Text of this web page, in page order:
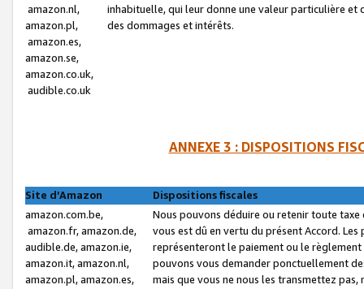
amazon.nl,
amazon.pl,
amazon.es,
amazon.se,
amazon.co.uk,
audible.co.uk
inhabituelle, qui leur donne une valeur particulière
des dommages et intérêts.
ANNEXE 3 : DISPOSITIONS
Site d’Amazon
Dispositions fiscales
amazon.com.be,
amazon.fr, amazon.de,
audible.de, amazon.ie,
amazon.it, amazon.nl,
amazon.pl, amazon.es,
Nous pouvons déduire ou retenir toute
vous est dû en vertu du présent Accord.
représenteront le paiement ou le
pouvons vous demander ponctuellement
mais que vous ne nous les transmettez